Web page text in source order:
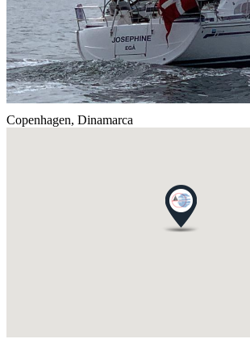
Copenhagen, Dinamarca